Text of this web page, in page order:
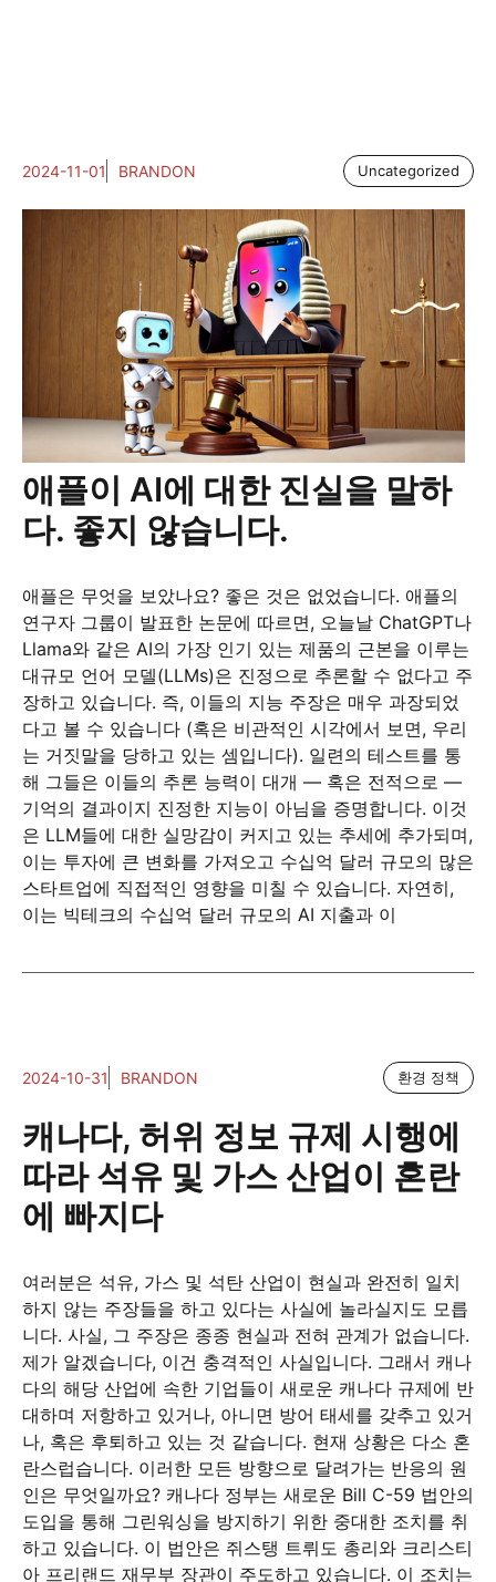
2024-11-01 BRANDON Uncategorized
애플이 AI에 대한 진실을 말하
다. 좋지 않습니다.
애플은 무엇을 보았나요? 좋은 것은 없었습니다. 애플의
연구자 그룹이 발표한 논문에 따르면, 오늘날 ChatGPT나
Llama와 같은 AI의 가장 인기 있는 제품의 근본을 이루는
대규모 언어 모델(LLMs)은 진정으로 추론할 수 없다고 주
장하고 있습니다. 즉, 이들의 지능 주장은 매우 과장되었
다고 볼 수 있습니다 (혹은 비관적인 시각에서 보면, 우리
는 거짓말을 당하고 있는 셈입니다). 일련의 테스트를 통
해 그들은 이들의 추론 능력이 대개 — 혹은 전적으로 —
기억의 결과이지 진정한 지능이 아님을 증명합니다. 이것
은 LLM들에 대한 실망감이 커지고 있는 추세에 추가되며,
이는 투자에 큰 변화를 가져오고 수십억 달러 규모의 많은
스타트업에 직접적인 영향을 미칠 수 있습니다. 자연히,
이는 빅테크의 수십억 달러 규모의 AI 지출과 이
2024-10-31 BRANDON 환경 정책
캐나다, 허위 정보 규제 시행에
따라 석유 및 가스 산업이 혼란
에 빠지다
여러분은 석유, 가스 및 석탄 산업이 현실과 완전히 일치
하지 않는 주장들을 하고 있다는 사실에 놀라실지도 모릅
니다. 사실, 그 주장은 종종 현실과 전혀 관계가 없습니다.
제가 알겠습니다, 이건 충격적인 사실입니다. 그래서 캐나
다의 해당 산업에 속한 기업들이 새로운 캐나다 규제에 반
대하며 저항하고 있거나, 아니면 방어 태세를 갖추고 있거
나, 혹은 후퇴하고 있는 것 같습니다. 현재 상황은 다소 혼
란스럽습니다. 이러한 모든 방향으로 달려가는 반응의 원
인은 무엇일까요? 캐나다 정부는 새로운 Bill C-59 법안의
도입을 통해 그린워싱을 방지하기 위한 중대한 조치를 취
하고 있습니다. 이 법안은 쥐스탱 트뤼도 총리와 크리스티
아 프리랜드 재무부 장관이 주도하고 있습니다. 이 조치는